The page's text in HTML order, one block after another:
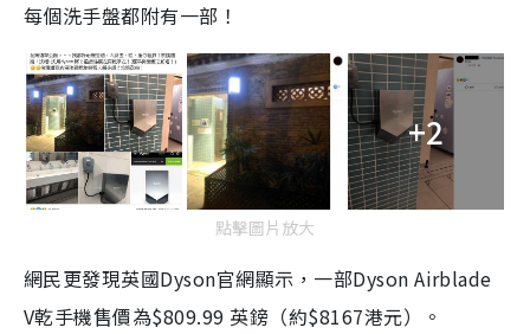
每個洗手盤都附有一部！
+2
點擊圖片放大
網民更發現英國Dyson官網顯示，一部Dyson Airblade
V乾手機售價為$809.99 英鎊（約$8167港元）。